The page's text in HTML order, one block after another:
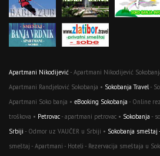
Apartmani Nikodijević- Apartmani Nikodijević
Apartmani Randjelović Sokobanja • Sokobanja Travel-
Apartmani Soko banja • eBooking Sokobanja - Online
troškova • Petrovac- apartmani petrovac • Sokobanja -
Srbiji - Odmor uz VAUČER u Srbiji • Sokobanja
smeštaj - Apartmani - Hoteli - Rezervacija smeštaja u